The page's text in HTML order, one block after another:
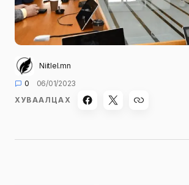
Niitlel.mn
0
06/01/2023
ХУВААЛЦАХ